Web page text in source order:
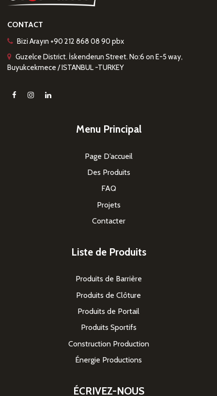
CONTACT
Bizi Arayın +90 212 868 08 90 pbx
Guzelce District. İskenderun Street. No:6 on E-5 way,
Buyukcekmece / ISTANBUL -TURKEY
Menu Principal
Page D’accueil
Des Produits
FAQ
Projets
Contacter
Liste de Produits
Produits de Barrière
Produits de Clôture
Produits de Portail
Produits Sportifs
Construction Production
Énergie Productions
ÉCRIVEZ-NOUS